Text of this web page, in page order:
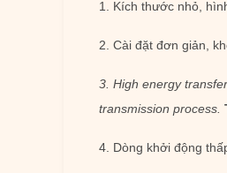
1. Kích thước nhỏ,
2. Cài đặt đơn giản,
3. High energy
transmission process.
4. Dòng khởi động